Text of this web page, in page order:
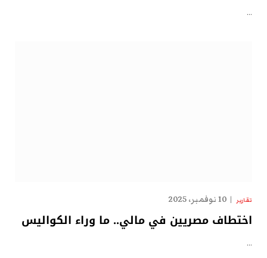
…
تقارير 10 نوفمبر، 2025
اختطاف مصريين في مالي.. ما وراء الكواليس
…